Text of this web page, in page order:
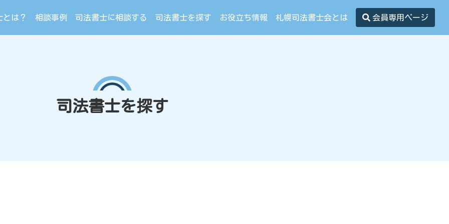
とは？ 相談事例 司法書士に相談する 司法書士を探す お役立ち情報 札幌司法書士会とは 会員専用ページ
司法書士を探す